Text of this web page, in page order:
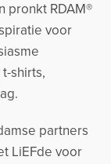
pronkt RDAM®
voor
shirts,
partners
LiEFde voor